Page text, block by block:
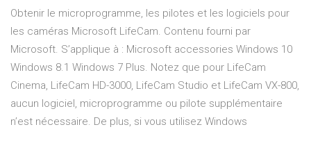
Obtenir le microprogramme, les pilotes et les logiciels pour
les caméras Microsoft LifeCam. Contenu fourni par
Microsoft. S’applique à : Microsoft accessories Windows 10
Windows 8.1 Windows 7 Plus. Notez que pour LifeCam
Cinema, LifeCam HD-3000, LifeCam Studio et LifeCam VX-800,
aucun logiciel, microprogramme ou pilote supplémentaire
n’est nécessaire. De plus, si vous utilisez Windows